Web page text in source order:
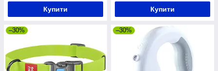
Купити Купити
–30% –30%